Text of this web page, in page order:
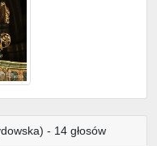
- 14 głosów